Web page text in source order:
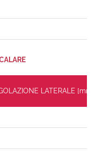
LATERALE [mm]